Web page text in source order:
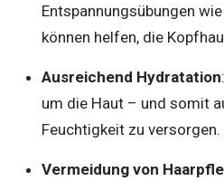
Entspannungsübungen
können helfen, die
Ausreichend Hydratation
um die Haut – und somit
Feuchtigkeit zu versorgen.
Vermeidung von